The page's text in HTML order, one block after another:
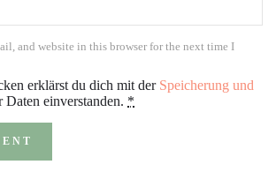
and website in this browser for the next time I
erklärst du dich mit der Speicherung und
Daten einverstanden. *